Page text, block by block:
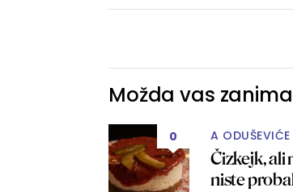
Možda vas zanima
0 A
Čizkejk, ali
niste